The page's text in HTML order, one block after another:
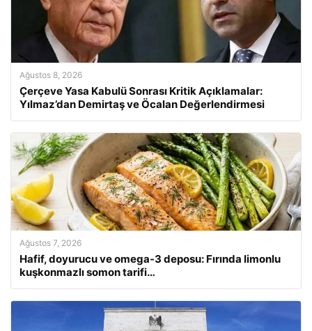
Ağustos 8, 2026
Çerçeve Yasa Kabulü Sonrası Kritik Açıklamalar:
Yılmaz’dan Demirtaş ve Öcalan Değerlendirmesi
Ağustos 7, 2026
Hafif, doyurucu ve omega-3 deposu: Fırında limonlu
kuşkonmazlı somon tarifi…